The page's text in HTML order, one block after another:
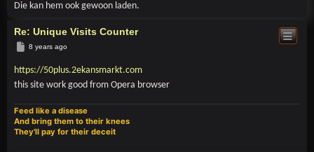
Die kan hem ook gewoon laden.
Re: Unique Visits Counter
Post
8 years ago
https://50plus.2ekansmarkt.com
this site work good from Opera browser
Feed like a disease
And bring them to their knees
They'll pay for their deceit